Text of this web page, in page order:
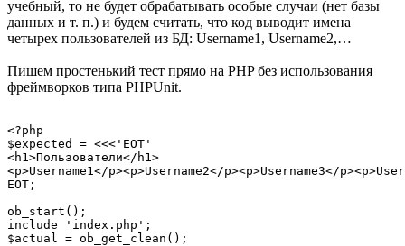
учебный, то не будет обрабатывать особые случаи (нет базы
данных и т. п.) и будем считать, что код выводит имена
четырех пользователей из БД: Username1, Username2,…
Пишем простенький тест прямо на PHP без использования
фреймворков типа PHPUnit.
<?php
$expected = <<<'EOT'
<h1>Пользователи</h1>
<p>Username1</p><p>Username2</p><p>Username3</
EOT;
ob_start();
include 'index.php';
$actual = ob_get_clean();